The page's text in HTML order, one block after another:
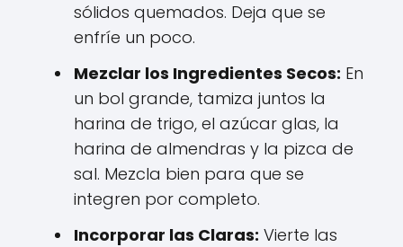
sólidos quemados. Deja que se
enfríe un poco.
Mezclar los Ingredientes Secos: En
un bol grande, tamiza juntos la
harina de trigo, el azúcar glas, la
harina de almendras y la pizca de
sal. Mezcla bien para que se
integren por completo.
Incorporar las Claras: Vierte las